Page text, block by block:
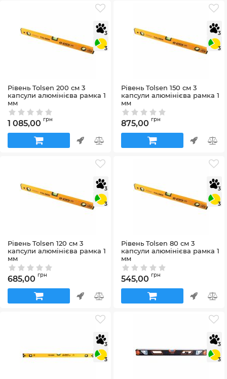
3
3
Рівень Tolsen 200 см 3
капсули алюмінієва рамка 1
мм
Артикул:35239
1 085,00 грн
3
3
Рівень Tolsen 150 см 3
капсули алюмінієва рамка 1
мм
Артикул:35237
875,00 грн
3
3
Рівень Tolsen 120 см 3
капсули алюмінієва рамка 1
мм
Артикул:35236
685,00 грн
3
3
Рівень Tolsen 80 см 3
капсули алюмінієва рамка 1
мм
Артикул:35234
545,00 грн
3
3
3
3